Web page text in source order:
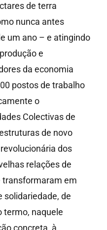
de terra
nunca antes
um ano – e atingindo
e
da economia
postos de trabalho
o
Colectivas de
de novo
dos
relações de
transformaram em
solidariedade, de
termo, naquele
concreta, à